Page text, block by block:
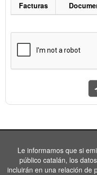
enviar.
Facturas
Le informamos que si
público catalán, los
incluirán en una relación de